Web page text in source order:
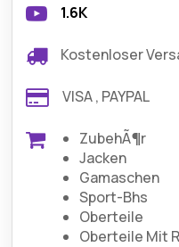
1.6K
Kostenloser
VISA , PAYPAL
ZubehÃ¶r
Jacken
Gamaschen
Sport-Bhs
Oberteile
Oberteile Mit